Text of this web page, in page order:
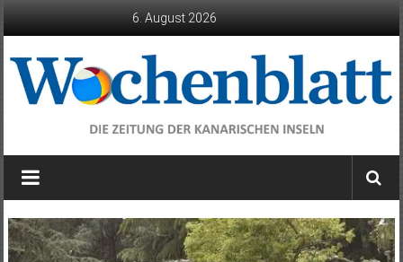
6. August 2026
Wochenblatt
die
der
Kanarischen